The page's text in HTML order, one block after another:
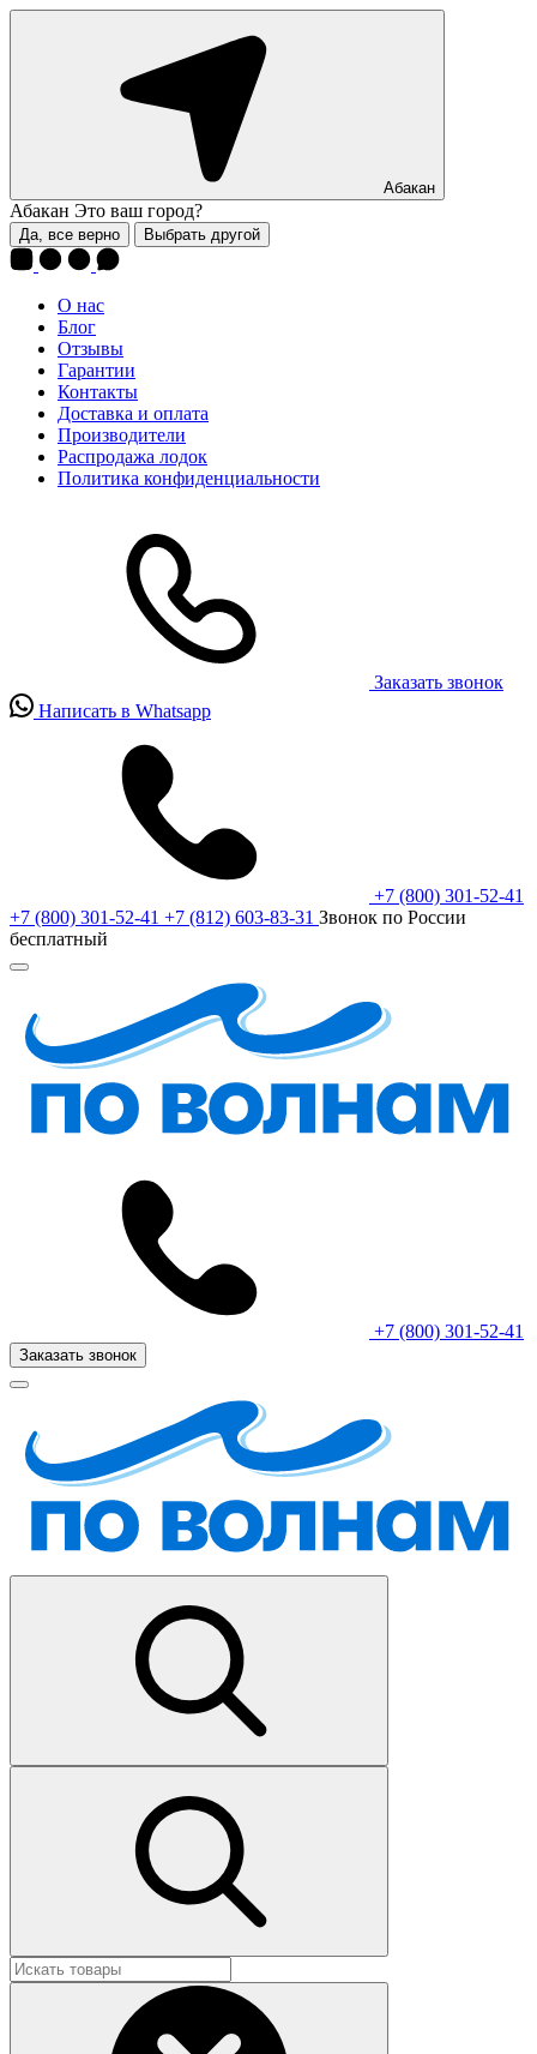
Абакан
Абакан Это ваш город?
Да, все верно Выбрать другой
О нас
Блог
Отзывы
Гарантии
Контакты
Доставка и оплата
Производители
Распродажа лодок
Политика конфиденциальности
Заказать звонок
Написать в Whatsapp
+7 (800) 301-52-41
+7 (800) 301-52-41 +7 (812) 603-83-31 Звонок по России
бесплатный
+7 (800) 301-52-41
Заказать звонок